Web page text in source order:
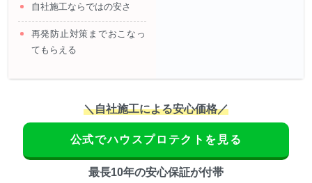
自社施工ならではの安さ
再発防止対策までおこなっ
てもらえる
＼自社施工による安心価格／
公式でハウスプロテクトを見る
最長10年の安心保証が付帯